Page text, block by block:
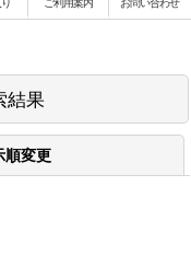
結果
順変更